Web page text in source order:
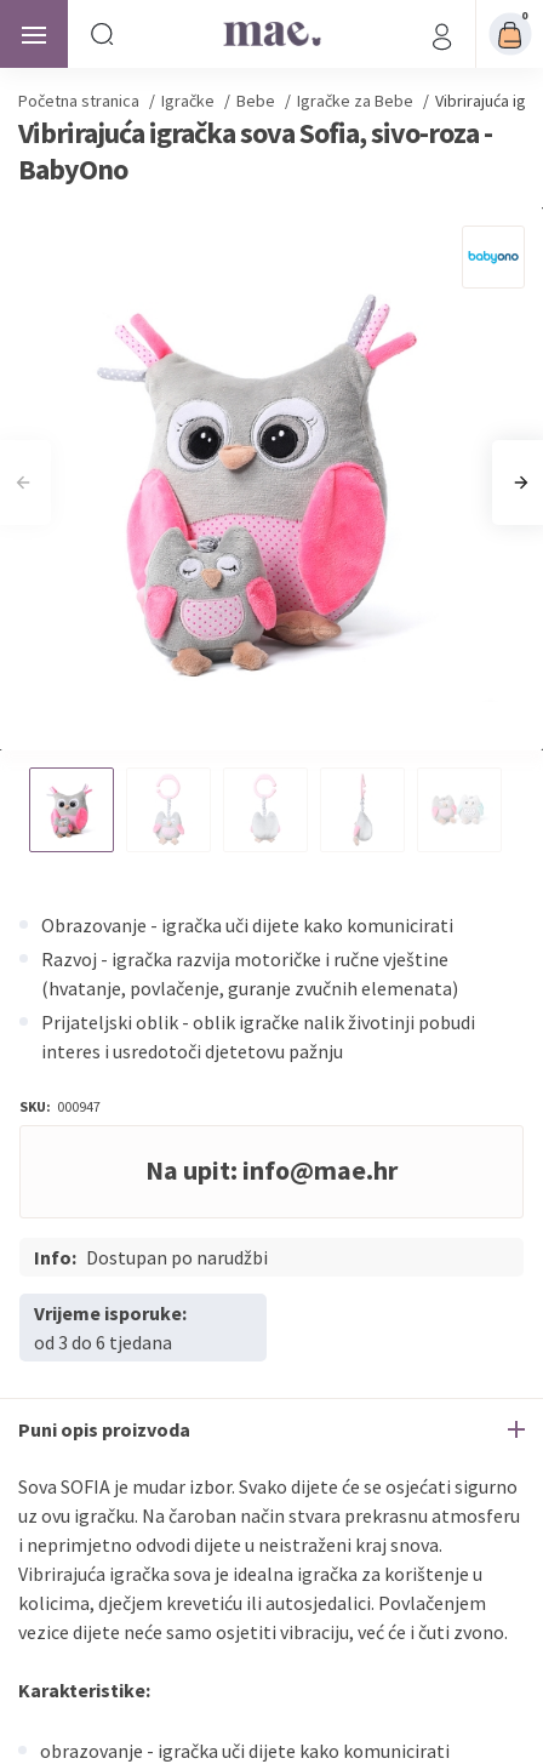
0
Početna stranica / Igračke / Bebe / Igračke za Bebe / Vibrirajuća
Vibrirajuća igračka sova Sofia, sivo-roza -
BabyOno
Obrazovanje - igračka uči dijete kako komunicirati
Razvoj - igračka razvija motoričke i ručne vještine
(hvatanje, povlačenje, guranje zvučnih elemenata)
Prijateljski oblik - oblik igračke nalik životinji pobudi
interes i usredotoči djetetovu pažnju
SKU: 000947
Na upit: info@mae.hr
Info: Dostupan po narudžbi
Vrijeme isporuke:
od 3 do 6 tjedana
Puni opis proizvoda
Sova SOFIA je mudar izbor. Svako dijete će se osjećati sigurno
uz ovu igračku. Na čaroban način stvara prekrasnu atmosferu
i neprimjetno odvodi dijete u neistraženi kraj snova.
Vibrirajuća igračka sova je idealna igračka za korištenje u
kolicima, dječjem krevetiću ili autosjedalici. Povlačenjem
vezice dijete neće samo osjetiti vibraciju, već će i čuti zvono.
Karakteristike:
obrazovanje - igračka uči dijete kako komunicirati